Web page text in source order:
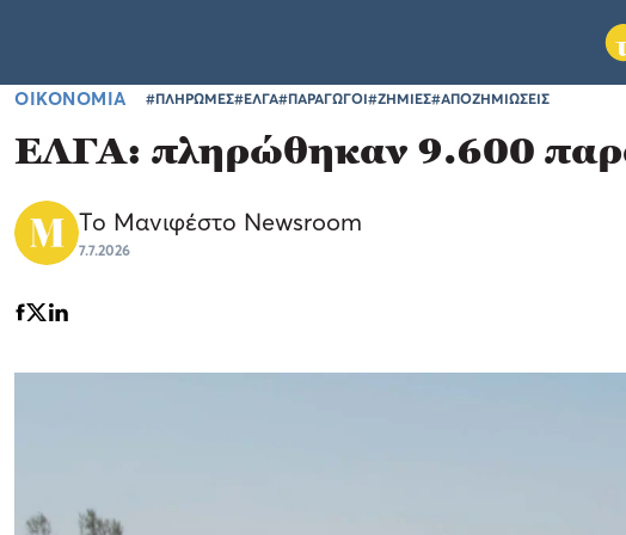
ΟΙΚΟΝΟΜΙΑ #ΠΛΗΡΩΜΕΣ#ΕΛΓΑ#ΠΑΡΑΓΩΓΟΙ#ΖΗΜΙΕΣ#ΑΠΟΖΗΜΙΩΣΕΙΣ
ΕΛΓΑ: πληρώθηκαν 9.600
Το Μανιφέστο Newsroom
7.7.2026